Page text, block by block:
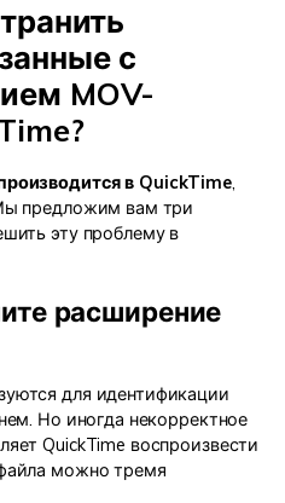
с
MOV-
в QuickTime,
предложим вам три
эту проблему в
расширение
для идентификации
Но иногда некорректное
QuickTime воспроизвести
можно тремя